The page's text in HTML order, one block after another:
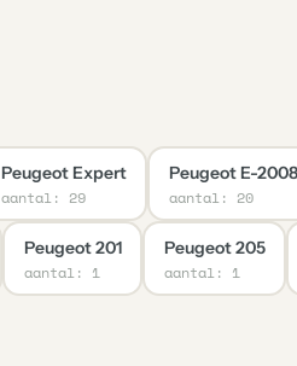
Peugeot Expert
aantal: 29
Peugeot E-2008
aantal: 20
Peugeot 201
aantal: 1
Peugeot 205
aantal: 1